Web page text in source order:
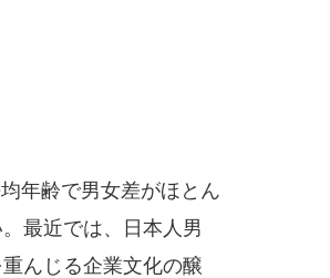
年齢で男女差がほとん
最近では、日本人男
んじる企業文化の醸